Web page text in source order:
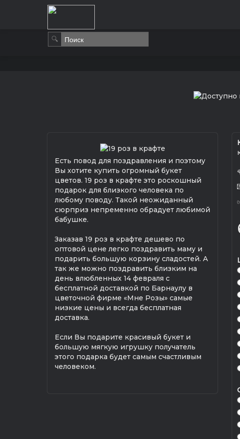
🔍
Есть повод для поздравления и поэтому
Вы хотите купить огромный букет
цветов. 19 роз в крафте это роскошный
подарок для близкого человека по
любому поводу. Такой неожиданный
сюрприз непременно обрадует любимой
бабушке.
Заказав 19 роз в крафте дешево по
оптовой цене легко поздравить маму и
подарить большую корзину сладостей. А
так же можно поздравить близким на
день влюбленных 14 февраля с
бесплатной доставкой по Барнаулу в
цветочной фирме «Мне Розы» самые
низкие цены и всегда бесплатная
доставка.
Если Вы подарите красивый букет и
большую мягкую игрушку получатель
этого подарка будет самым счастливым
человеком.